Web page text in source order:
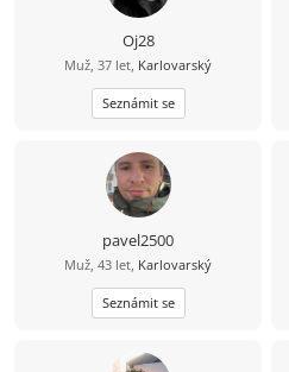
Oj28
Muž, 37 let, Karlovarský
Seznámit se
pavel2500
Muž, 43 let, Karlovarský
Seznámit se